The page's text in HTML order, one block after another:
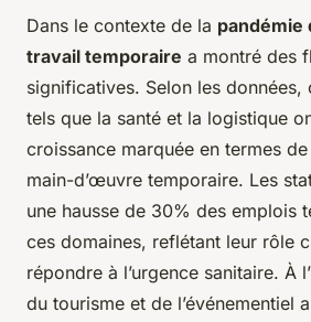
Dans le contexte de la pandémie
travail temporaire a montré des
significatives. Selon les données,
tels que la santé et la logistique
croissance marquée en termes
main-d’œuvre temporaire. Les
une hausse de 30% des emplois
ces domaines, reflétant leur rôle
répondre à l’urgence sanitaire. À
du tourisme et de l’événementiel